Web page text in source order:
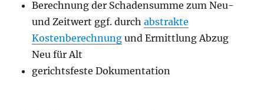
Berechnung der Schadensumme zum Neu-
und Zeitwert ggf. durchabstrakte
Kostenberechnung und Ermittlung Abzug
Neu für Alt
gerichtsfeste Dokumentation